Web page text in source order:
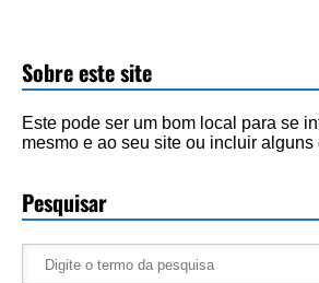
Sobre este site
Este pode ser um bom local para se
mesmo e ao seu site ou incluir alguns
Pesquisar